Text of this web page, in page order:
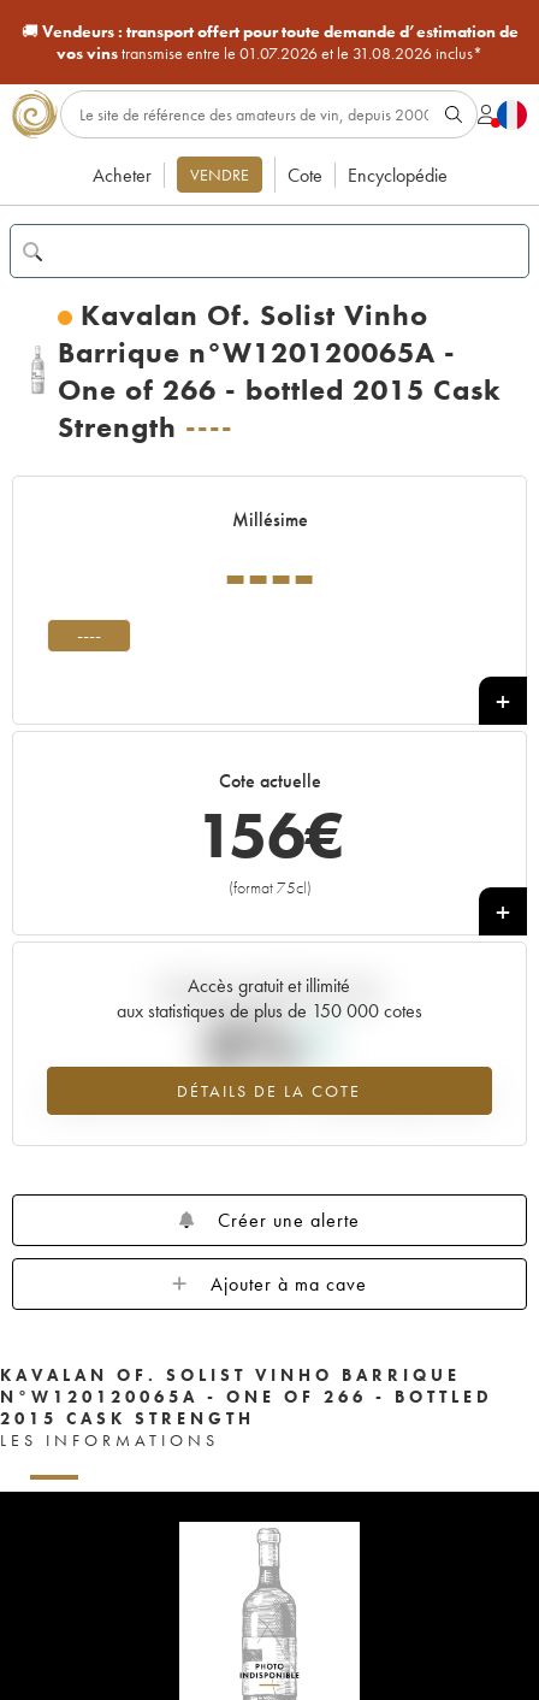
🚚Vendeurs : transport offert pour toute demande d’estimation de
vos vinstransmise entre le 01.07.2026 et le 31.08.2026 inclus*
Acheter VENDRE Cote Encyclopédie
Kavalan Of. Solist Vinho
Barrique n°W120120065A -
One of 266 - bottled 2015 Cask
Strength ----
Millésime
----
----
Cote actuelle
156€
(format 75cl)
+
Accès gratuit et illimité
aux statistiques de plus de 150 000 cotes
DÉTAILS DE LA COTE
Tendance actuelle de la cote
0%
Tendance à la hausse du millésime ---- en 2026 par rapport à 2025
Créer une alerte
Ajouter à ma cave
KAVALAN OF. SOLIST VINHO BARRIQUE
N°W120120065A - ONE OF 266 - BOTTLED
2015 CASK STRENGTH
LES INFORMATIONS